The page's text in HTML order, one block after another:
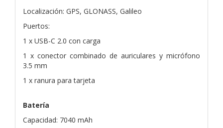
Localización: GPS, GLONASS, Galileo
Puertos:
1 x USB-C 2.0 con carga
1 x conector combinado de auriculares y micrófono
3.5 mm
1 x ranura para tarjeta
Batería
Capacidad: 7040 mAh